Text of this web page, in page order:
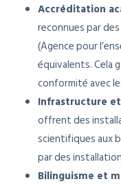
Accréditation
reconnues par
(Agence pour
équivalents. Cela
conformité avec
Infrastructure
offrent des
scientifiques aux
par des
Bilinguisme et